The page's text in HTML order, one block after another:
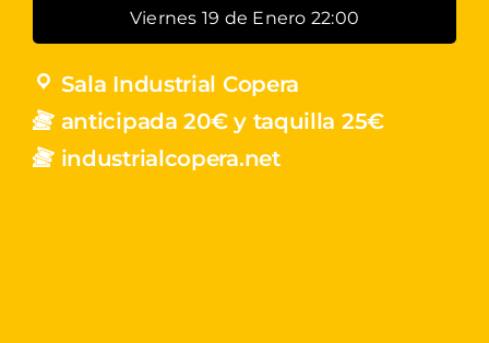
Viernes 19 de Enero 22:00
Sala Industrial Copera
anticipada 20€ y taquilla 25€
industrialcopera.net